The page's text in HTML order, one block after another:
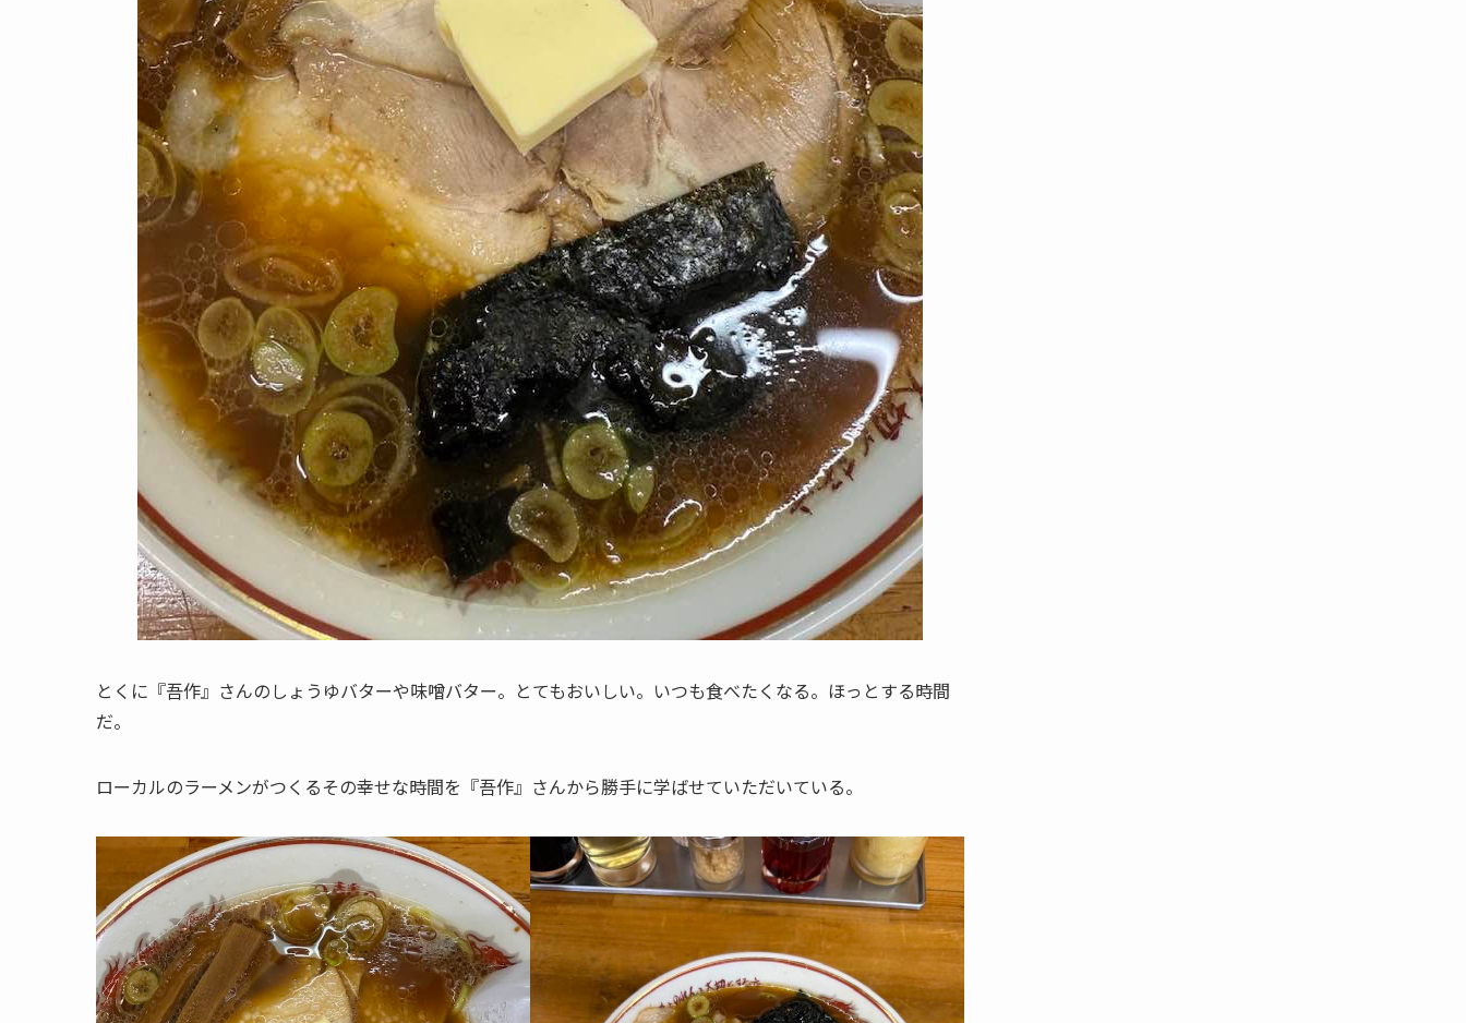
とくに『吾作』さんのしょうゆバターや味噌バター。とてもおいしい。いつも食べたくなる。ほっとする時間
だ。
ローカルのラーメンがつくるその幸せな時間を『吾作』さんから勝手に学ばせていただいている。